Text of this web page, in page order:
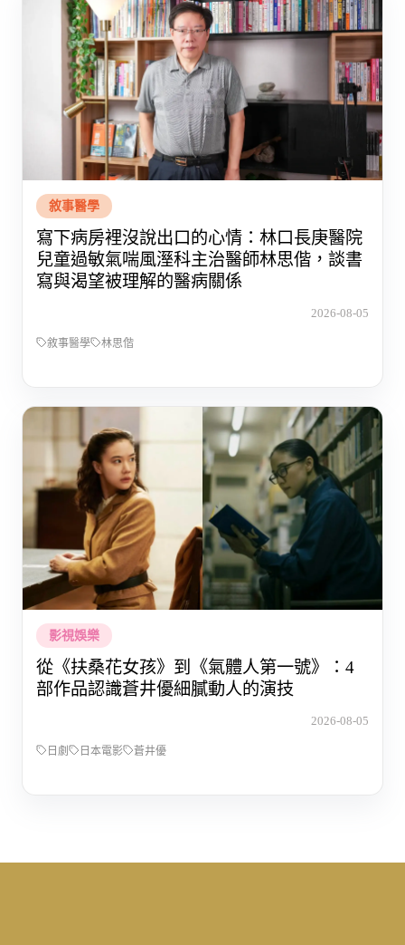
敘事醫學
寫下病房裡沒說出口的心情：林口長庚醫院
兒童過敏氣喘風溼科主治醫師林思偕，談書
寫與渴望被理解的醫病關係
2026-08-05
敘事醫學 林思偕
影視娛樂
從《扶桑花女孩》到《氣體人第一號》：4
部作品認識蒼井優細膩動人的演技
2026-08-05
日劇 日本電影 蒼井優